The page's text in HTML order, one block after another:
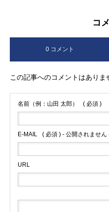
コ
0 コメント
この記事へのコメントはありま
名前（例：山田 太郎） ( 必須 )
E-MAIL ( 必須 ) - 公開されません
URL